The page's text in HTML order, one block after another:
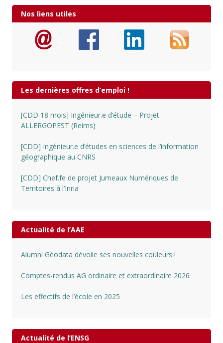
Nos liens utiles
Les dernières offres d’emploi !
[CDD 18 mois] Ingénieur.e d’étude – Projet
ALLERGOPEST (Reims)
[CDD] Ingénieur.e d’études en sciences de l’information
géographique au CNRS
[CDD] Chef.fe de projet Jumeaux Numériques de
Territoires à l’Inria
Actualité de l’AAE
Alumni Géodata dévoile ses nouvelles couleurs !
Comptes-rendus AG ordinaire et extraordinaire 2026
Les effectifs de l’école en 2025
Actualité de l’ENSG